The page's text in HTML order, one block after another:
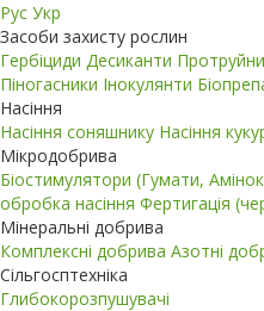
Рус Укр
Засоби захисту рослин
Гербіциди Десиканти
Піногасники Інокулянти
Насіння
Насіння соняшнику Насіння
Мікродобрива
Біостимулятори (Гумати,
обробка насіння Фертигація
Мінеральні добрива
Комплексні добрива Азотні
Сільгосптехніка
Глибокорозпушувачі